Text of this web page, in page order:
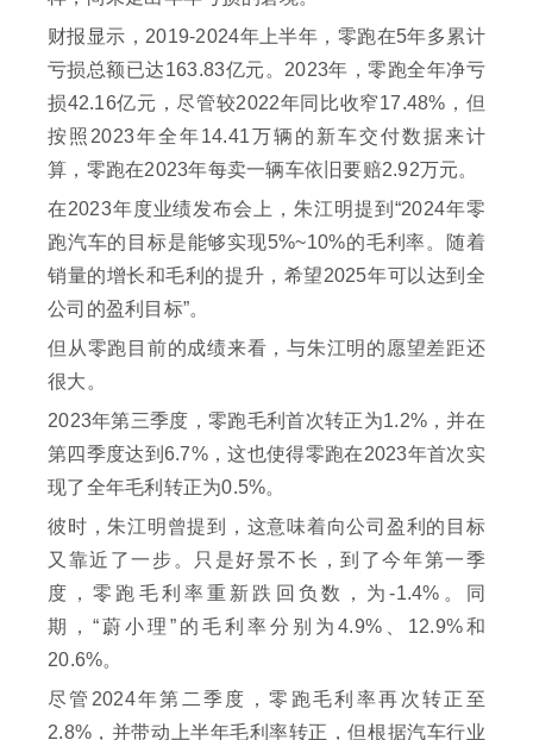
财报显示，2019-2024年上半年，零跑在5年多累计
亏损总额已达163.83亿元。2023年，零跑全年净亏
损42.16亿元，尽管较2022年同比收窄17.48%，但
按照2023年全年14.41万辆的新车交付数据来计
算，零跑在2023年每卖一辆车依旧要赔2.92万元。
在2023年度业绩发布会上，朱江明提到“2024年零
跑汽车的目标是能够实现5%~10%的毛利率。随着
销量的增长和毛利的提升，希望2025年可以达到全
公司的盈利目标”。
但从零跑目前的成绩来看，与朱江明的愿望差距还
很大。
2023年第三季度，零跑毛利首次转正为1.2%，并在
第四季度达到6.7%，这也使得零跑在2023年首次实
现了全年毛利转正为0.5%。
彼时，朱江明曾提到，这意味着向公司盈利的目标
又靠近了一步。只是好景不长，到了今年第一季
度，零跑毛利率重新跌回负数，为-1.4%。同
期，“蔚小理”的毛利率分别为4.9%、12.9%和
20.6%。
尽管2024年第二季度，零跑毛利率再次转正至
2.8%，并带动上半年毛利率转正，但根据汽车行业